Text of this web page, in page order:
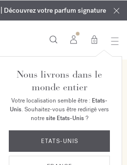
nouveau parfum OUD
velvet mood
commande*
tous les parfums et huiles pour le
jusqu'au 9 août
| Découvrez votre parfum signature
0
Nous livrons dans le
monde entier
Votre localisation semble être : Etats-
Unis. Souhaitez-vous être redirigé vers
notresite Etats-Unis?
ETATS-UNIS
EXCLUSIVITÉ EN LIGNE